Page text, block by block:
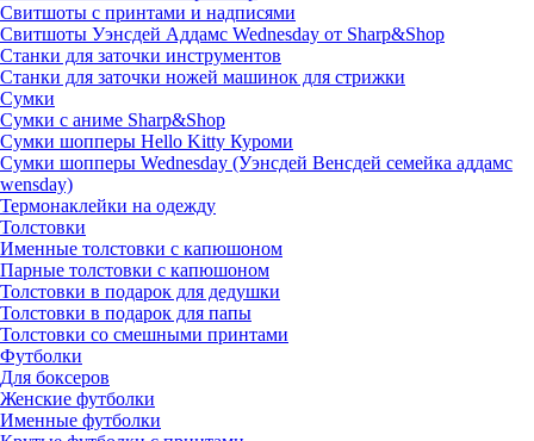
Свитшоты с принтами и надписями
Свитшоты Уэнсдей Аддамс Wednesday от Sharp&Shop
Станки для заточки инструментов
Станки для заточки ножей машинок для стрижки
Сумки
Сумки с аниме Sharp&Shop
Сумки шопперы Hello Kitty Куроми
Сумки шопперы Wednesday (Уэнсдей Венсдей семейка аддамс
wensday)
Термонаклейки на одежду
Толстовки
Именные толстовки с капюшоном
Парные толстовки с капюшоном
Толстовки в подарок для дедушки
Толстовки в подарок для папы
Толстовки со смешными принтами
Футболки
Для боксеров
Женские футболки
Именные футболки